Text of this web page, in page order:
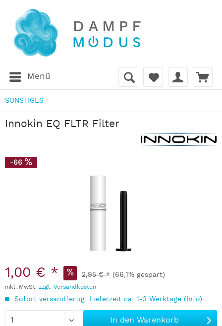
Menü
SONSTIGES
Innokin EQ FLTR Filter
-66
1,00 € * 2,95 € * (66,1% gespart)
inkl. MwSt. zzgl. Versandkosten
Sofort versandfertig, Lieferzeit ca. 1-3 Werktage (Info)
In den Warenkorb